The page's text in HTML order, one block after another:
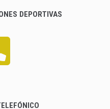
DEPORTIVAS